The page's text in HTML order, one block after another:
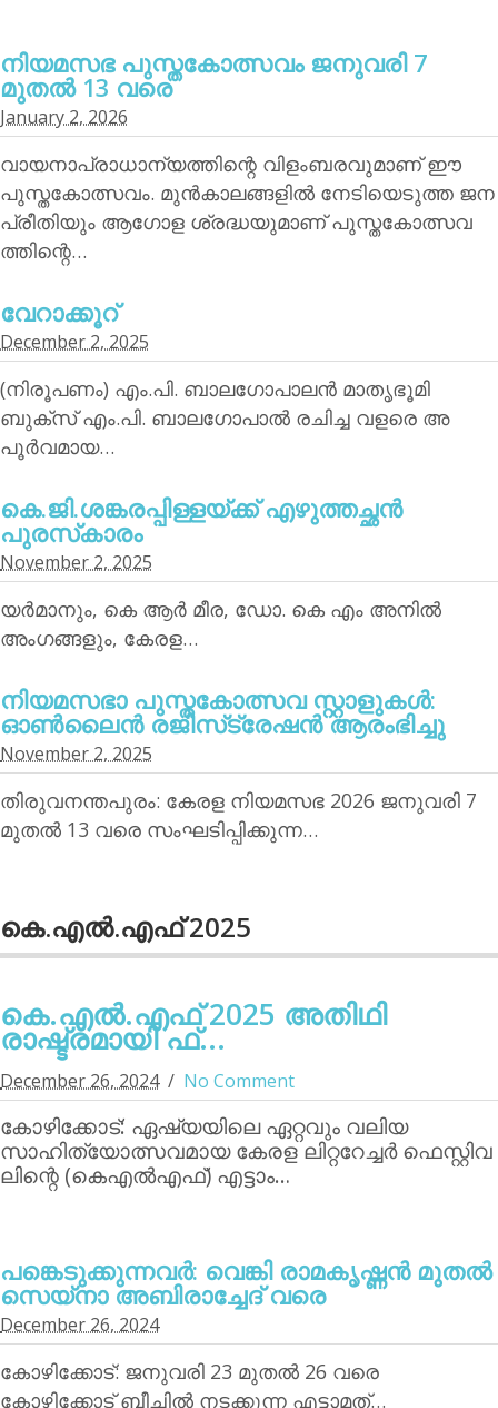
നിയമസഭ പുസ്തകോത്സവം ജനുവരി 7
മുതല്‍ 13 വരെ
January 2, 2026
വായനാപ്രാധാന്യത്തിന്റെ വിളംബരവുമാണ് ഈ
പുസ്തകോത്സവം. മുന്‍കാലങ്ങളില്‍ നേടിയെടുത്ത ജന
പ്രീതിയും ആഗോള ശ്രദ്ധയുമാണ് പുസ്തകോത്സവ
ത്തിന്റെ…
വേറാക്കൂറ്
December 2, 2025
(നിരൂപണം) എം.പി. ബാലഗോപാലന്‍ മാതൃഭൂമി
ബുക്‌സ് എം.പി. ബാലഗോപാല്‍ രചിച്ച വളരെ അ
പൂര്‍വമായ…
കെ.ജി.ശങ്കരപ്പിള്ളയ്ക്ക് എഴുത്തച്ഛന്‍
പുരസ്‌കാരം
November 2, 2025
യര്‍മാനും, കെ ആര്‍ മീര, ഡോ. കെ എം അനില്‍
അംഗങ്ങളും, കേരള…
നിയമസഭാ പുസ്തകോത്സവ സ്റ്റാളുകള്‍:
ഓണ്‍ലൈന്‍ രജിസ്‌ട്രേഷന്‍ ആരംഭിച്ചു
November 2, 2025
തിരുവനന്തപുരം: കേരള നിയമസഭ 2026 ജനുവരി 7
മുതല്‍ 13 വരെ സംഘടിപ്പിക്കുന്ന…
കെ.എല്‍.എഫ് 2025
കെ.എല്‍.എഫ് 2025 അതിഥി
രാഷ്ട്രമായി ഫ്...
December 26, 2024 No Comment
കോഴിക്കോട്: ഏഷ്യയിലെ ഏറ്റവും വലിയ
സാഹിത്യോത്സവമായ കേരള ലിറ്ററേച്ചര്‍ ഫെസ്റ്റിവ
ലിന്റെ (കെഎല്‍എഫ്) എട്ടാം…
പങ്കെടുക്കുന്നവര്‍: വെങ്കി രാമകൃഷ്ണന്‍ മുതല്‍
സെയ്‌നാ അബിരാച്ചേദ് വരെ
December 26, 2024
കോഴിക്കോട്: ജനുവരി 23 മുതല്‍ 26 വരെ
കോഴിക്കോട് ബീച്ചില്‍ നടക്കുന്ന എട്ടാമത്…